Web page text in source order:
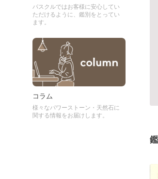
パスクルではお客様に安心してい
ただけるように、鑑別をとってい
ます。
コラム
様々なパワーストーン・天然石に
関する情報をお届けします。